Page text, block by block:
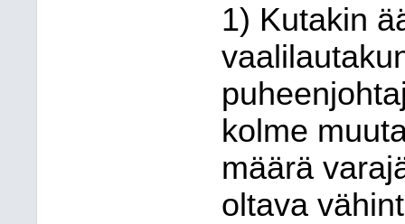
1) Kutakin
kolme
määrä
oltava